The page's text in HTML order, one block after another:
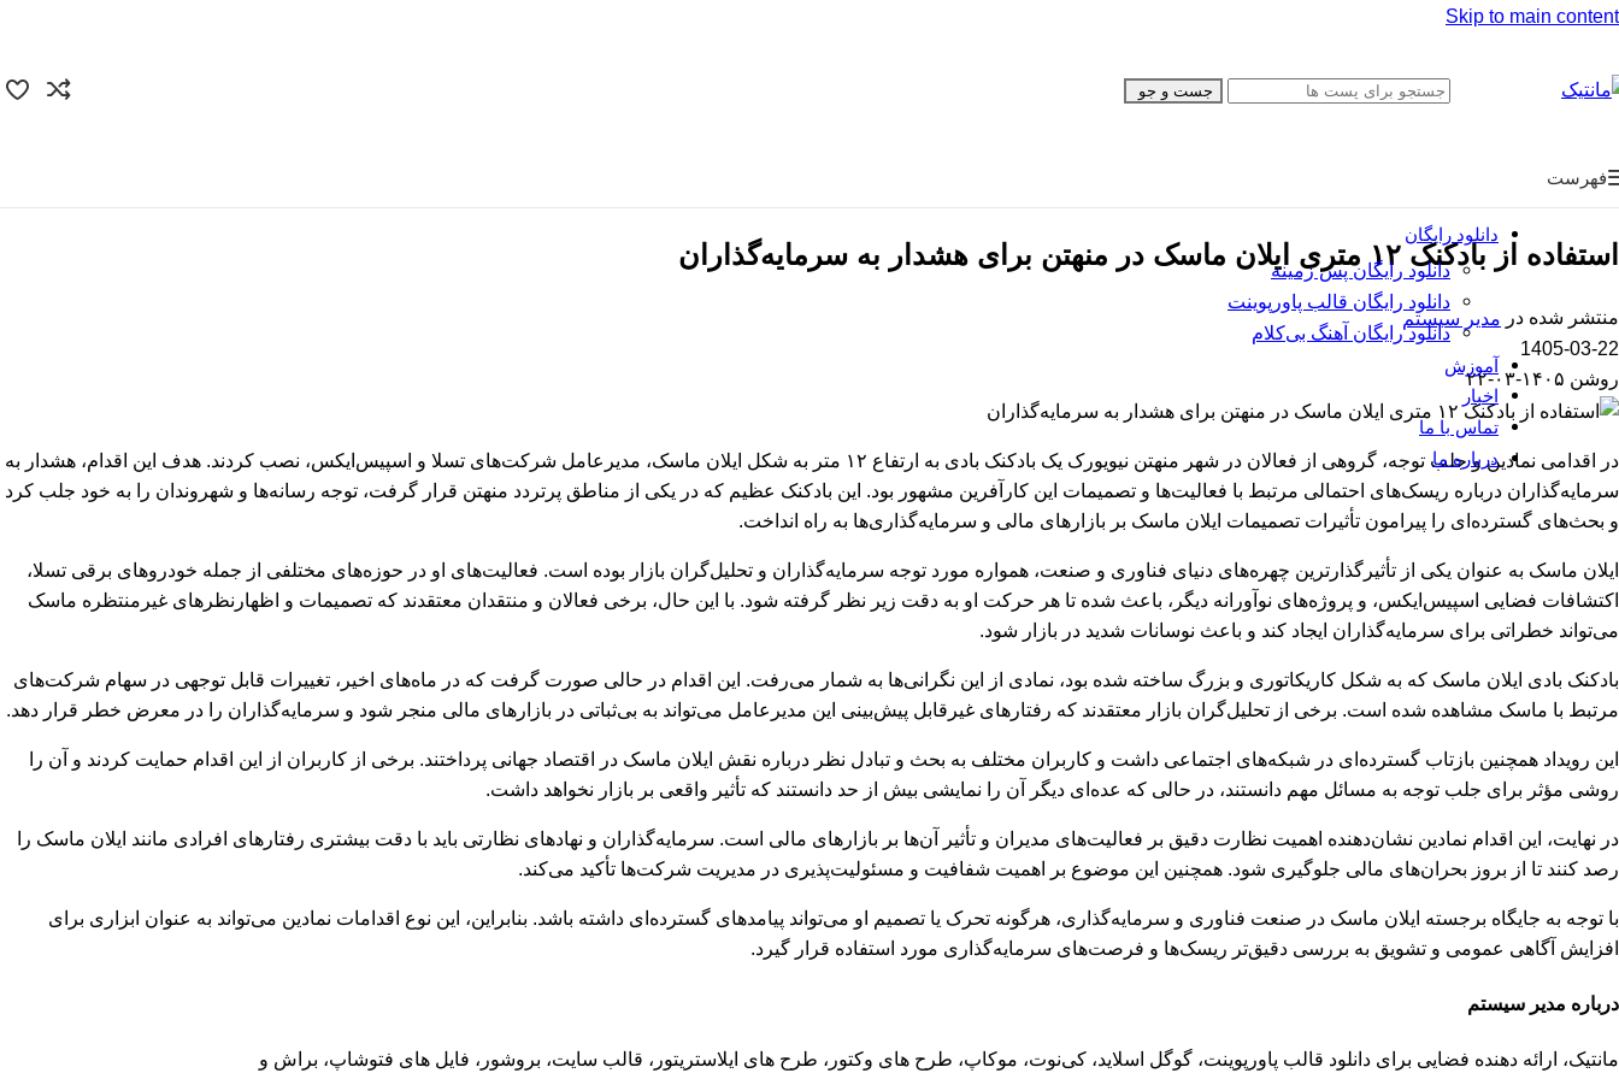
Skip to main content
جست و جو
فهرست
تایم‌لاین
دانلود رایگان
دانلود رایگان پس زمینه
دانلود رایگان قالب‌ پاورپوینت
دانلود رایگان آهنگ بی‌کلام
آموزش
اخبار
تماس با ما
درباره ما
استفاده از بادکنک ۱۲ متری ایلان ماسک در منهتن برای هشدار به سرمایه‌گذاران
منتشر شده در مدیر سیستم
1405-03-22
روشن ۱۴۰۵-۰۳-۲۲
در اقدامی نمادین و جلب توجه، گروهی از فعالان در شهر منهتن نیویورک یک بادکنک بادی به ارتفاع ۱۲ متر به شکل ایلان ماسک، مدیرعامل شرکت‌های تسلا و اسپیس‌ایکس، نصب کردند. هدف این اقدام، هشدار به
سرمایه‌گذاران درباره ریسک‌های احتمالی مرتبط با فعالیت‌ها و تصمیمات این کارآفرین مشهور بود. این بادکنک عظیم که در یکی از مناطق پرتردد منهتن قرار گرفت، توجه رسانه‌ها و شهروندان را به خود جلب کرد
و بحث‌های گسترده‌ای را پیرامون تأثیرات تصمیمات ایلان ماسک بر بازارهای مالی و سرمایه‌گذاری‌ها به راه انداخت.
ایلان ماسک به عنوان یکی از تأثیرگذارترین چهره‌های دنیای فناوری و صنعت، همواره مورد توجه سرمایه‌گذاران و تحلیل‌گران بازار بوده است. فعالیت‌های او در حوزه‌های مختلفی از جمله خودروهای برقی تسلا،
اکتشافات فضایی اسپیس‌ایکس، و پروژه‌های نوآورانه دیگر، باعث شده تا هر حرکت او به دقت زیر نظر گرفته شود. با این حال، برخی فعالان و منتقدان معتقدند که تصمیمات و اظهارنظرهای غیرمنتظره ماسک
می‌تواند خطراتی برای سرمایه‌گذاران ایجاد کند و باعث نوسانات شدید در بازار شود.
بادکنک بادی ایلان ماسک که به شکل کاریکاتوری و بزرگ ساخته شده بود، نمادی از این نگرانی‌ها به شمار می‌رفت. این اقدام در حالی صورت گرفت که در ماه‌های اخیر، تغییرات قابل توجهی در سهام شرکت‌های
مرتبط با ماسک مشاهده شده است. برخی از تحلیل‌گران بازار معتقدند که رفتارهای غیرقابل پیش‌بینی این مدیرعامل می‌تواند به بی‌ثباتی در بازارهای مالی منجر شود و سرمایه‌گذاران را در معرض خطر قرار دهد.
این رویداد همچنین بازتاب گسترده‌ای در شبکه‌های اجتماعی داشت و کاربران مختلف به بحث و تبادل نظر درباره نقش ایلان ماسک در اقتصاد جهانی پرداختند. برخی از کاربران از این اقدام حمایت کردند و آن را
روشی مؤثر برای جلب توجه به مسائل مهم دانستند، در حالی که عده‌ای دیگر آن را نمایشی بیش از حد دانستند که تأثیر واقعی بر بازار نخواهد داشت.
در نهایت، این اقدام نمادین نشان‌دهنده اهمیت نظارت دقیق بر فعالیت‌های مدیران و تأثیر آن‌ها بر بازارهای مالی است. سرمایه‌گذاران و نهادهای نظارتی باید با دقت بیشتری رفتارهای افرادی مانند ایلان ماسک را
رصد کنند تا از بروز بحران‌های مالی جلوگیری شود. همچنین این موضوع بر اهمیت شفافیت و مسئولیت‌پذیری در مدیریت شرکت‌ها تأکید می‌کند.
با توجه به جایگاه برجسته ایلان ماسک در صنعت فناوری و سرمایه‌گذاری، هرگونه تحرک یا تصمیم او می‌تواند پیامدهای گسترده‌ای داشته باشد. بنابراین، این نوع اقدامات نمادین می‌تواند به عنوان ابزاری برای
افزایش آگاهی عمومی و تشویق به بررسی دقیق‌تر ریسک‌ها و فرصت‌های سرمایه‌گذاری مورد استفاده قرار گیرد.
درباره مدیر سیستم
مانتیک، ارائه دهنده فضایی برای دانلود قالب پاورپوینت، گوگل اسلاید، کی‌نوت، موکاپ، طرح های وکتور، طرح های ایلاستریتور، قالب سایت، بروشور، فایل های فتوشاپ، براش و